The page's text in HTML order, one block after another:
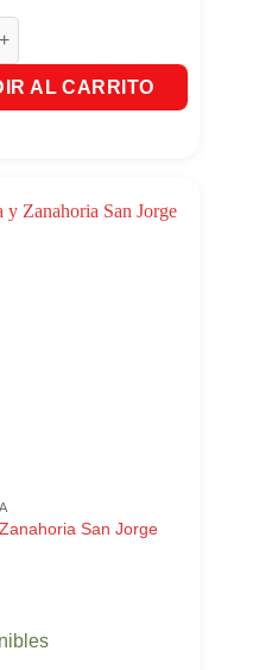
Del Campo X 300Gr. cantidad
AL CARRITO
San Jorge